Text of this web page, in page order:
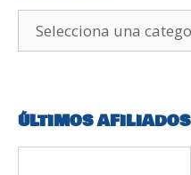
ÚLTIMOS AFILIADOS